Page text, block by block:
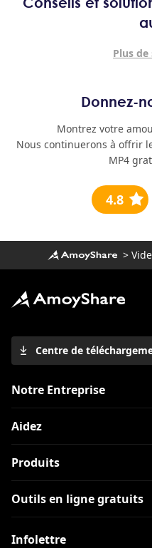
Plus
Donnez-
Montrez votre
Nous continuerons à offrir
MP4
4.8
>
Centre de
Notre Entreprise
Aidez
Produits
Outils en ligne gratuits
Infolettre